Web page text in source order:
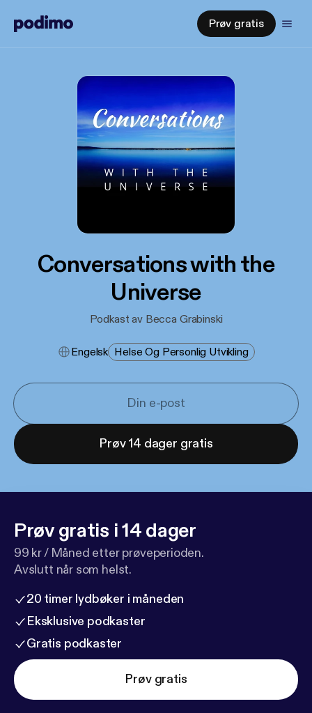
Prøv gratis
Conversations with the
Universe
Podkast av Becca Grabinski
Engelsk Helse Og Personlig Utvikling
Prøv 14 dager gratis
Prøv gratis i 14 dager
99 kr / Måned etter prøveperioden.
Avslutt når som helst.
20 timer lydbøker i måneden
Eksklusive podkaster
Gratis podkaster
Prøv gratis